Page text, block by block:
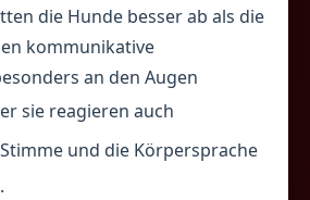
die Hunde besser ab als die
kommunikative
an den Augen
sie reagieren auch
und die Körpersprache